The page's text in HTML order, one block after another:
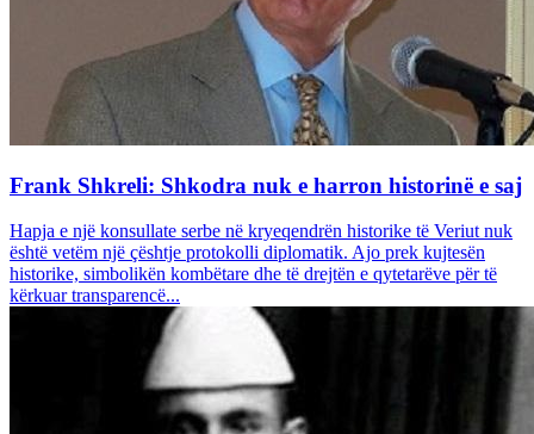
Frank Shkreli: Shkodra nuk e harron historinë e saj
Hapja e një konsullate serbe në kryeqendrën historike të Veriut nuk
është vetëm një çështje protokolli diplomatik. Ajo prek kujtesën
historike, simbolikën kombëtare dhe të drejtën e qytetarëve për të
kërkuar transparencë...